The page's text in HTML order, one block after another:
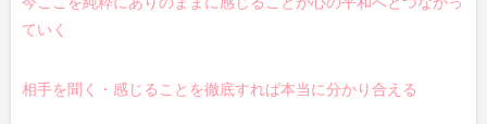
ていく
相手を聞く・感じることを徹底すれば本当に分かり合える